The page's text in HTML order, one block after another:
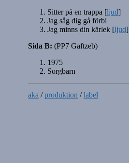
Sitter på en trappa [ljud]
Jag såg dig gå förbi
Jag minns din kärlek [ljud]
Sida B: (PP7 Gaftzeb)
1975
Sorgbarn
aka /produktion /label